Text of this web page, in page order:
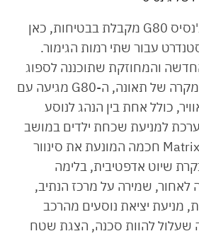
את הגביע הכי גדול ג'נסיס G80 מקבלת בבטיחות, כאן
מקבלת ציון 8 כסטנדרט עבור שתי רמות הגימור.
והמחוזקת שתוכננה לספוג
את מרבית הפגיעה במקרה של תאונה, ה-G80 מגיעה עם
כריות אוויר, כולל אחת בין הנהג לנוסע
למניעת שכחת ילדים במושב
האחורי, תאורת Matrix Led חכמה המונעת את סינוור
שיוט אדפטיבית, בלימה
לאחור, שמירה על מרכז הנתיב,
היקפיות, מניעת יציאת נוסעים מהרכב
שעלול להוות סכנה, הצגת שטח